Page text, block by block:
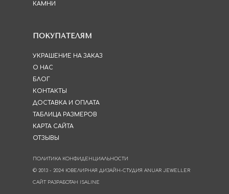
© 2013 - 2024 ЮВЕЛИРНАЯ ДИЗАЙН-СТУДИЯ ANUAR JEWELLER
САЙТ РАЗРАБОТАН ISALINE
ПОЛИТИКА КОНФИДЕНЦИАЛЬНОСТИ
КАМНИ
ПОКУПАТЕЛЯМ
УКРАШЕНИЕ НА ЗАКАЗ
О НАС
БЛОГ
КОНТАКТЫ
ДОСТАВКА И ОПЛАТА
ТАБЛИЦА РАЗМЕРОВ
КАРТА САЙТА
ОТЗЫВЫ